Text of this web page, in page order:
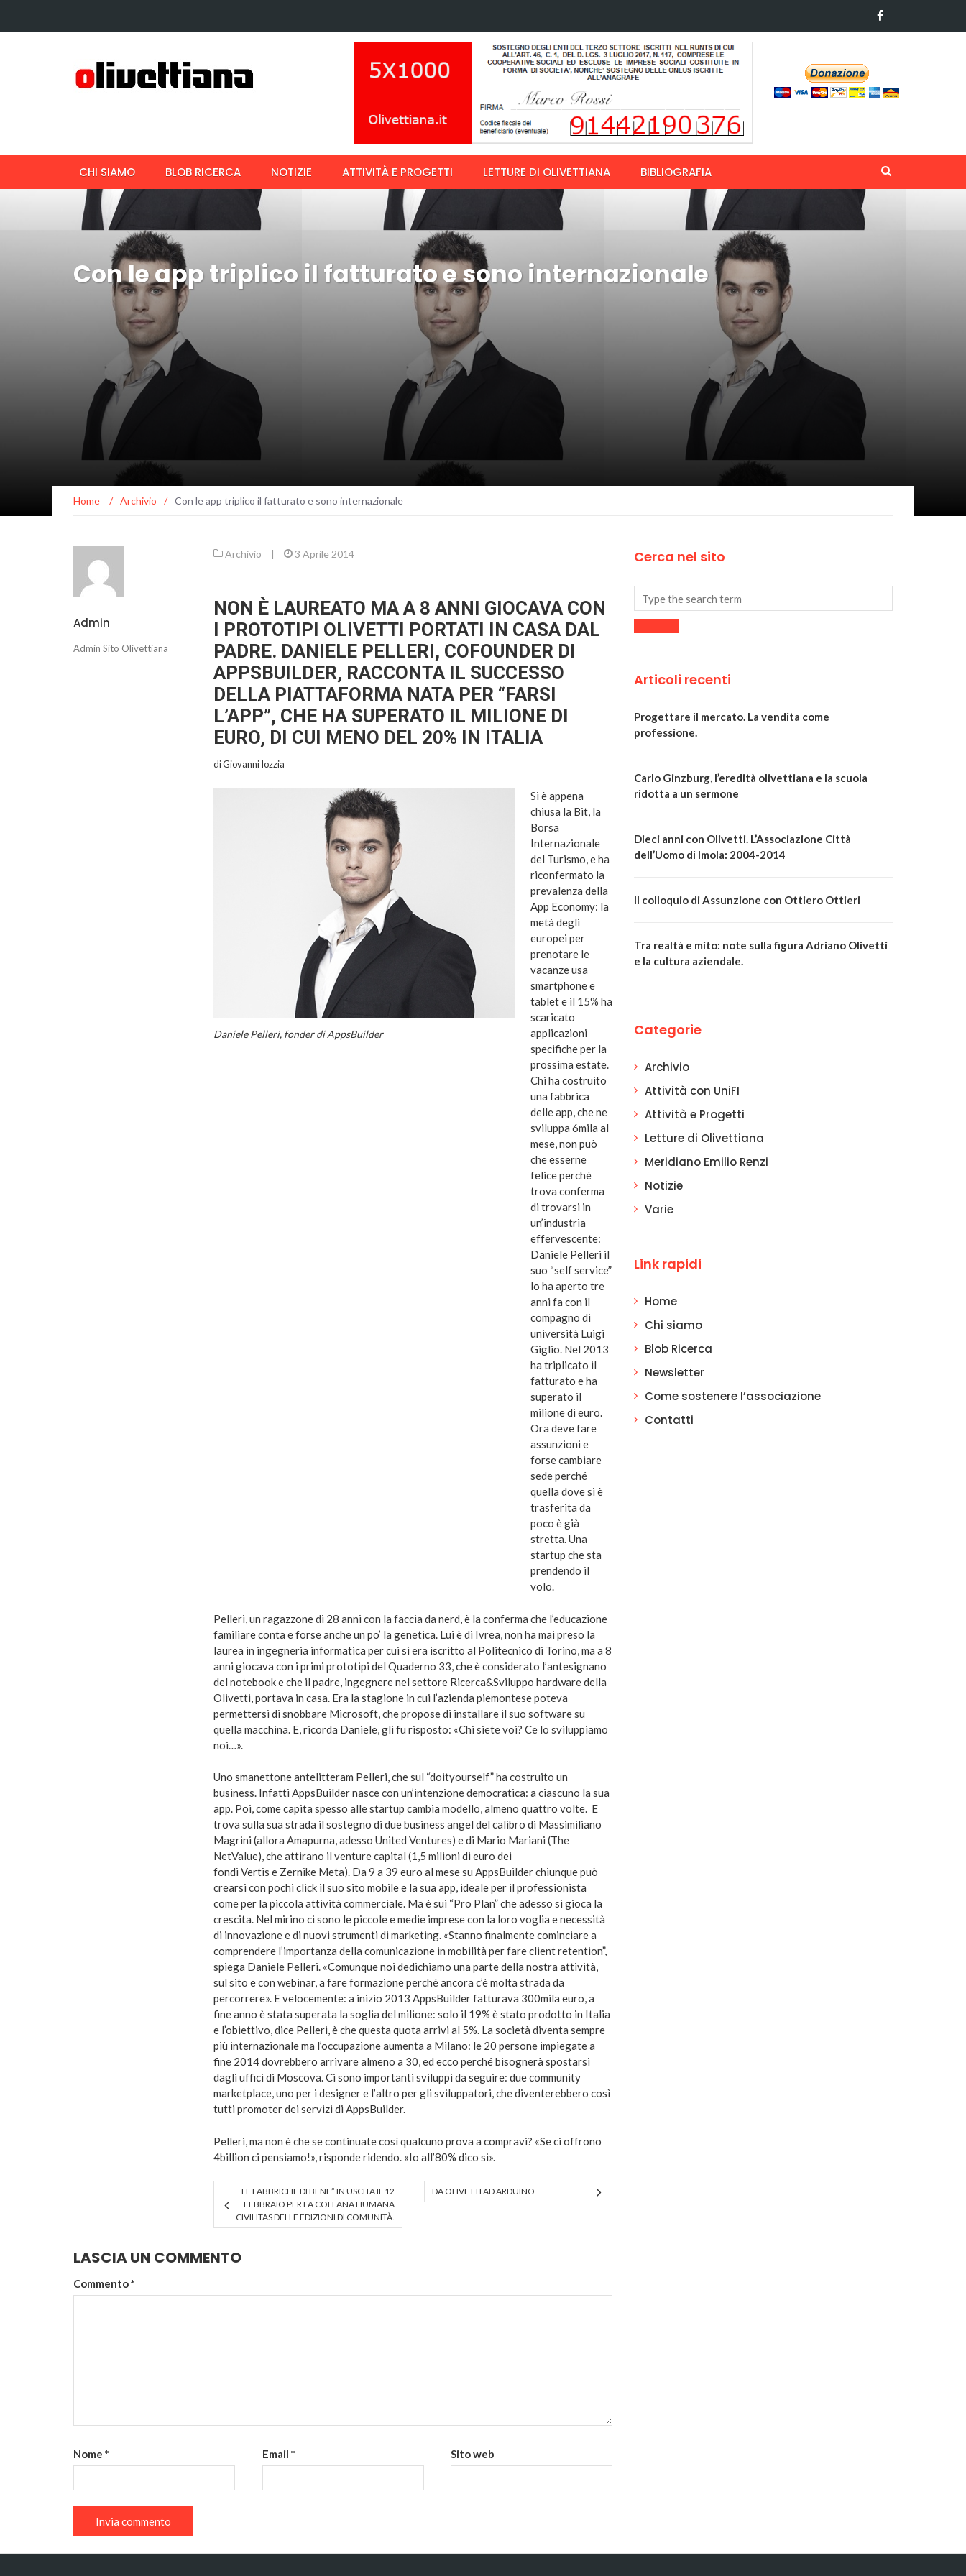
CHI SIAMO BLOB RICERCA NOTIZIE ATTIVITÀ E PROGETTI LETTURE DI OLIVETTIANA BIBLIOGRAFIA
Con le app triplico il fatturato e sono internazionale
Home / Archivio / Con le app triplico il fatturato e sono internazionale
Admin
Admin Sito Olivettiana
Archivio | 3 Aprile 2014
NON È LAUREATO MA A 8 ANNI GIOCAVA CON
I PROTOTIPI OLIVETTI PORTATI IN CASA DAL
PADRE. DANIELE PELLERI, COFOUNDER DI
APPSBUILDER, RACCONTA IL SUCCESSO
DELLA PIATTAFORMA NATA PER “FARSI
L’APP”, CHE HA SUPERATO IL MILIONE DI
EURO, DI CUI MENO DEL 20% IN ITALIA
di Giovanni Iozzia
Daniele Pelleri, fonder di AppsBuilder
Si è appena
chiusa la Bit, la
Borsa
Internazionale
del Turismo, e ha
riconfermato la
prevalenza della
App Economy: la
metà degli
europei per
prenotare le
vacanze usa
smartphone e
tablet e il 15% ha
scaricato
applicazioni
specifiche per la
prossima estate.
Chi ha costruito
una fabbrica
delle app, che ne
sviluppa 6mila al
mese, non può
che esserne
felice perché
trova conferma
di trovarsi in
un’industria
effervescente:
Daniele Pelleri il
suo “self service”
lo ha aperto tre
anni fa con il
compagno di
università Luigi
Giglio. Nel 2013
ha triplicato il
fatturato e ha
superato il
milione di euro.
Ora deve fare
assunzioni e
forse cambiare
sede perché
quella dove si è
trasferita da
poco è già
stretta. Una
startup che sta
prendendo il
volo.
Pelleri, un ragazzone di 28 anni con la faccia da nerd, è la conferma che l’educazione
familiare conta e forse anche un po’ la genetica. Lui è di Ivrea, non ha mai preso la
laurea in ingegneria informatica per cui si era iscritto al Politecnico di Torino, ma a 8
anni giocava con i primi prototipi del Quaderno 33, che è considerato l’antesignano
del notebook e che il padre, ingegnere nel settore Ricerca&Sviluppo hardware della
Olivetti, portava in casa. Era la stagione in cui l’azienda piemontese poteva
permettersi di snobbare Microsoft, che propose di installare il suo software su
quella macchina. E, ricorda Daniele, gli fu risposto: «Chi siete voi? Ce lo sviluppiamo
noi…».
Uno smanettone antelitteram Pelleri, che sul “doityourself” ha costruito un
business. Infatti AppsBuilder nasce con un’intenzione democratica: a ciascuno la sua
app. Poi, come capita spesso alle startup cambia modello, almeno quattro volte. E
trova sulla sua strada il sostegno di due business angel del calibro di Massimiliano
Magrini (allora Amapurna, adesso United Ventures) e di Mario Mariani (The
NetValue), che attirano il venture capital (1,5 milioni di euro dei
fondi Vertis e Zernike Meta). Da 9 a 39 euro al mese su AppsBuilder chiunque può
crearsi con pochi click il suo sito mobile e la sua app, ideale per il professionista
come per la piccola attività commerciale. Ma è sui “Pro Plan” che adesso si gioca la
crescita. Nel mirino ci sono le piccole e medie imprese con la loro voglia e necessità
di innovazione e di nuovi strumenti di marketing. «Stanno finalmente cominciare a
comprendere l’importanza della comunicazione in mobilità per fare client retention”,
spiega Daniele Pelleri. «Comunque noi dedichiamo una parte della nostra attività,
sul sito e con webinar, a fare formazione perché ancora c’è molta strada da
percorrere». E velocemente: a inizio 2013 AppsBuilder fatturava 300mila euro, a
fine anno è stata superata la soglia del milione: solo il 19% è stato prodotto in Italia
e l’obiettivo, dice Pelleri, è che questa quota arrivi al 5%. La società diventa sempre
più internazionale ma l’occupazione aumenta a Milano: le 20 persone impiegate a
fine 2014 dovrebbero arrivare almeno a 30, ed ecco perché bisognerà spostarsi
dagli uffici di Moscova. Ci sono importanti sviluppi da seguire: due community
marketplace, uno per i designer e l’altro per gli sviluppatori, che diventerebbero così
tutti promoter dei servizi di AppsBuilder.
Pelleri, ma non è che se continuate così qualcuno prova a compravi? «Se ci offrono
4billion ci pensiamo!», risponde ridendo. «Io all’80% dico si».
LE FABBRICHE DI BENE” IN USCITA IL 12
FEBBRAIO PER LA COLLANA HUMANA
CIVILITAS DELLE EDIZIONI DI COMUNITÀ.
DA OLIVETTI AD ARDUINO
LASCIA UN COMMENTO
Commento*
Nome * Email * Sito web
Cerca nel sito
Articoli recenti
Progettare il mercato. La vendita come
professione.
Carlo Ginzburg, l’eredità olivettiana e la scuola
ridotta a un sermone
Dieci anni con Olivetti. L’Associazione Città
dell’Uomo di Imola: 2004-2014
Il colloquio di Assunzione con Ottiero Ottieri
Tra realtà e mito: note sulla figura Adriano Olivetti
e la cultura aziendale.
Categorie
Archivio
Attività con UniFI
Attività e Progetti
Letture di Olivettiana
Meridiano Emilio Renzi
Notizie
Varie
Link rapidi
Home
Chi siamo
Blob Ricerca
Newsletter
Come sostenere l’associazione
Contatti